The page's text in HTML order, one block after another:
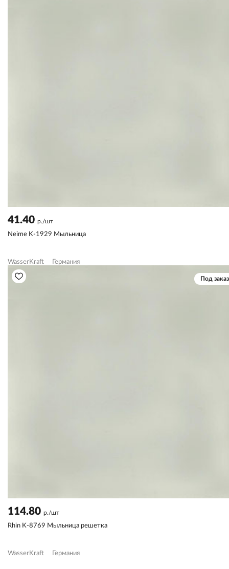
41.40 р./шт
Neime K-1929 Мыльница
WasserKraft Германия
Под заказ
114.80 р./шт
Rhin K-8769 Мыльница решетка
WasserKraft Германия